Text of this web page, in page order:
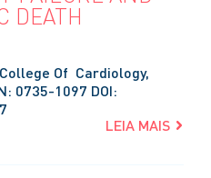
DEATH
Of Cardiology,
0735-1097 DOI:
LEIA MAIS